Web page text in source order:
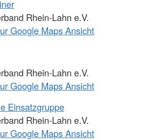
Rhein-Lahn e.V.
Google Maps Ansicht
Rhein-Lahn e.V.
Google Maps Ansicht
Einsatzgruppe
Rhein-Lahn e.V.
Google Maps Ansicht